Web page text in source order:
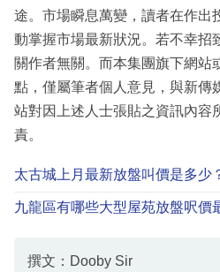
途。市場瞬息萬變，讀者在作出
動掌握市場最新狀況。若不幸招
關作者無關。而本集團旗下網站
點，僅屬筆者個人意見，與新傳
站對因上述人士張貼之資訊內容
責。
太古城上月最新放盤叫價是多少
九龍區有哪些大型屋苑放盤呎價
撰文：Dooby Sir